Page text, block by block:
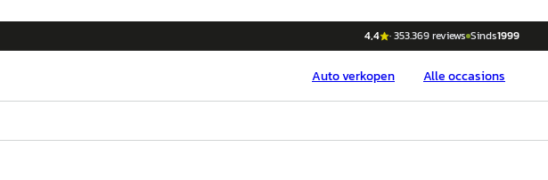
4,4 ·353.369reviews Sinds1999
Autoverkopen Alle occasions